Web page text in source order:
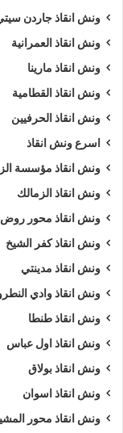
ونش انقاذ جاردن
ونش انقاذ العمرانية
ونش انقاذ مارينا
ونش انقاذ القطامية
ونش انقاذ الحرفيين
اسرع ونش انقاذ
ونش انقاذ مؤسسة
ونش انقاذ الزمالك
ونش انقاذ محور روض
ونش انقاذ كفر الشيخ
ونش انقاذ مدينتي
ونش انقاذ وادي
ونش انقاذ طنطا
ونش انقاذ اول عباس
ونش انقاذ بولاق
ونش انقاذ اسوان
ونش انقاذ محور